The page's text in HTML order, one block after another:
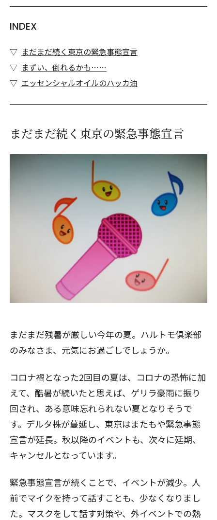
INDEX
まだまだ続く東京の緊急事態宣言
まずい、倒れるかも……
エッセンシャルオイルのハッカ油
まだまだ続く東京の緊急事態宣言
まだまだ残暑が厳しい今年の夏。ハルトモ倶楽部
のみなさま、元気にお過ごしでしょうか。
コロナ禍となった2回目の夏は、コロナの恐怖に加
えて、酷暑が続いたと思えば、ゲリラ豪雨に振り
回され、ある意味忘れられない夏となりそうで
す。デルタ株が蔓延し、東京はまたもや緊急事態
宣言が延長。秋以降のイベントも、次々に延期、
キャンセルとなっています。
緊急事態宣言が続くことで、イベントが減少。人
前でマイクを持って話すことも、少なくなりまし
た。マスクをして話す対策や、外イベントでの熱